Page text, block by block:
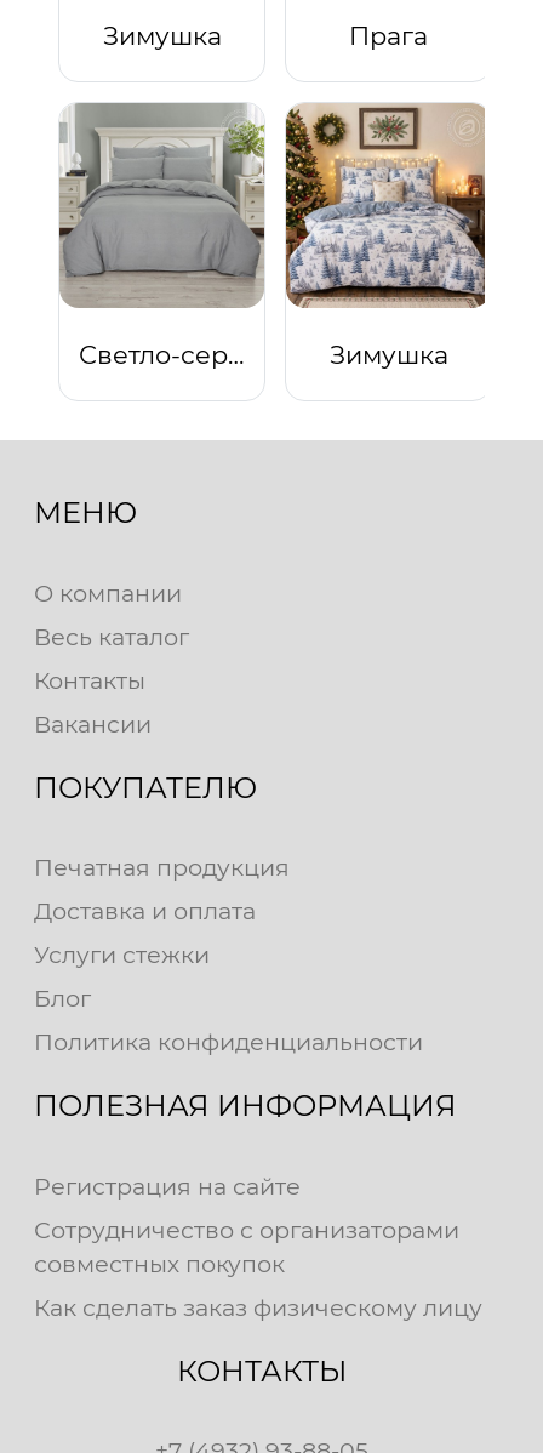
Зимушка Прага
Светло-серый Зимушка
МЕНЮ
О компании
Весь каталог
Контакты
Вакансии
ПОКУПАТЕЛЮ
Печатная продукция
Доставка и оплата
Услуги стежки
Блог
Политика конфиденциальности
ПОЛЕЗНАЯ ИНФОРМАЦИЯ
Регистрация на сайте
Сотрудничество с организаторами
совместных покупок
Как сделать заказ физическому лицу
КОНТАКТЫ